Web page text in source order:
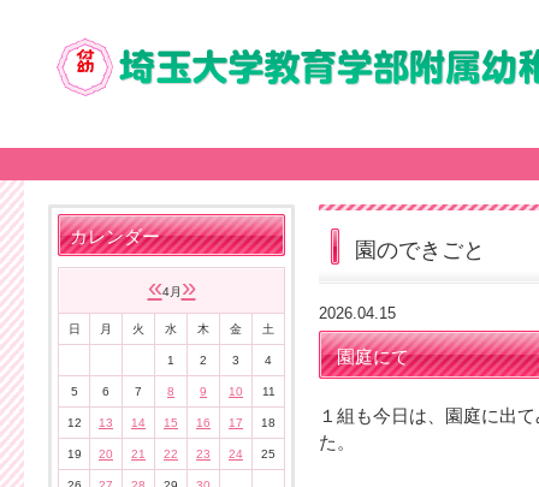
園のできごと
2026.04.15
園庭にて
１組も今日は、園庭に出
た。
カレンダー
«4月 »
日 月 火 水 木 金 土
1 2 3 4
5 6 7 8 9 10 11
12 13 14 15 16 17 18
19 20 21 22 23 24 25